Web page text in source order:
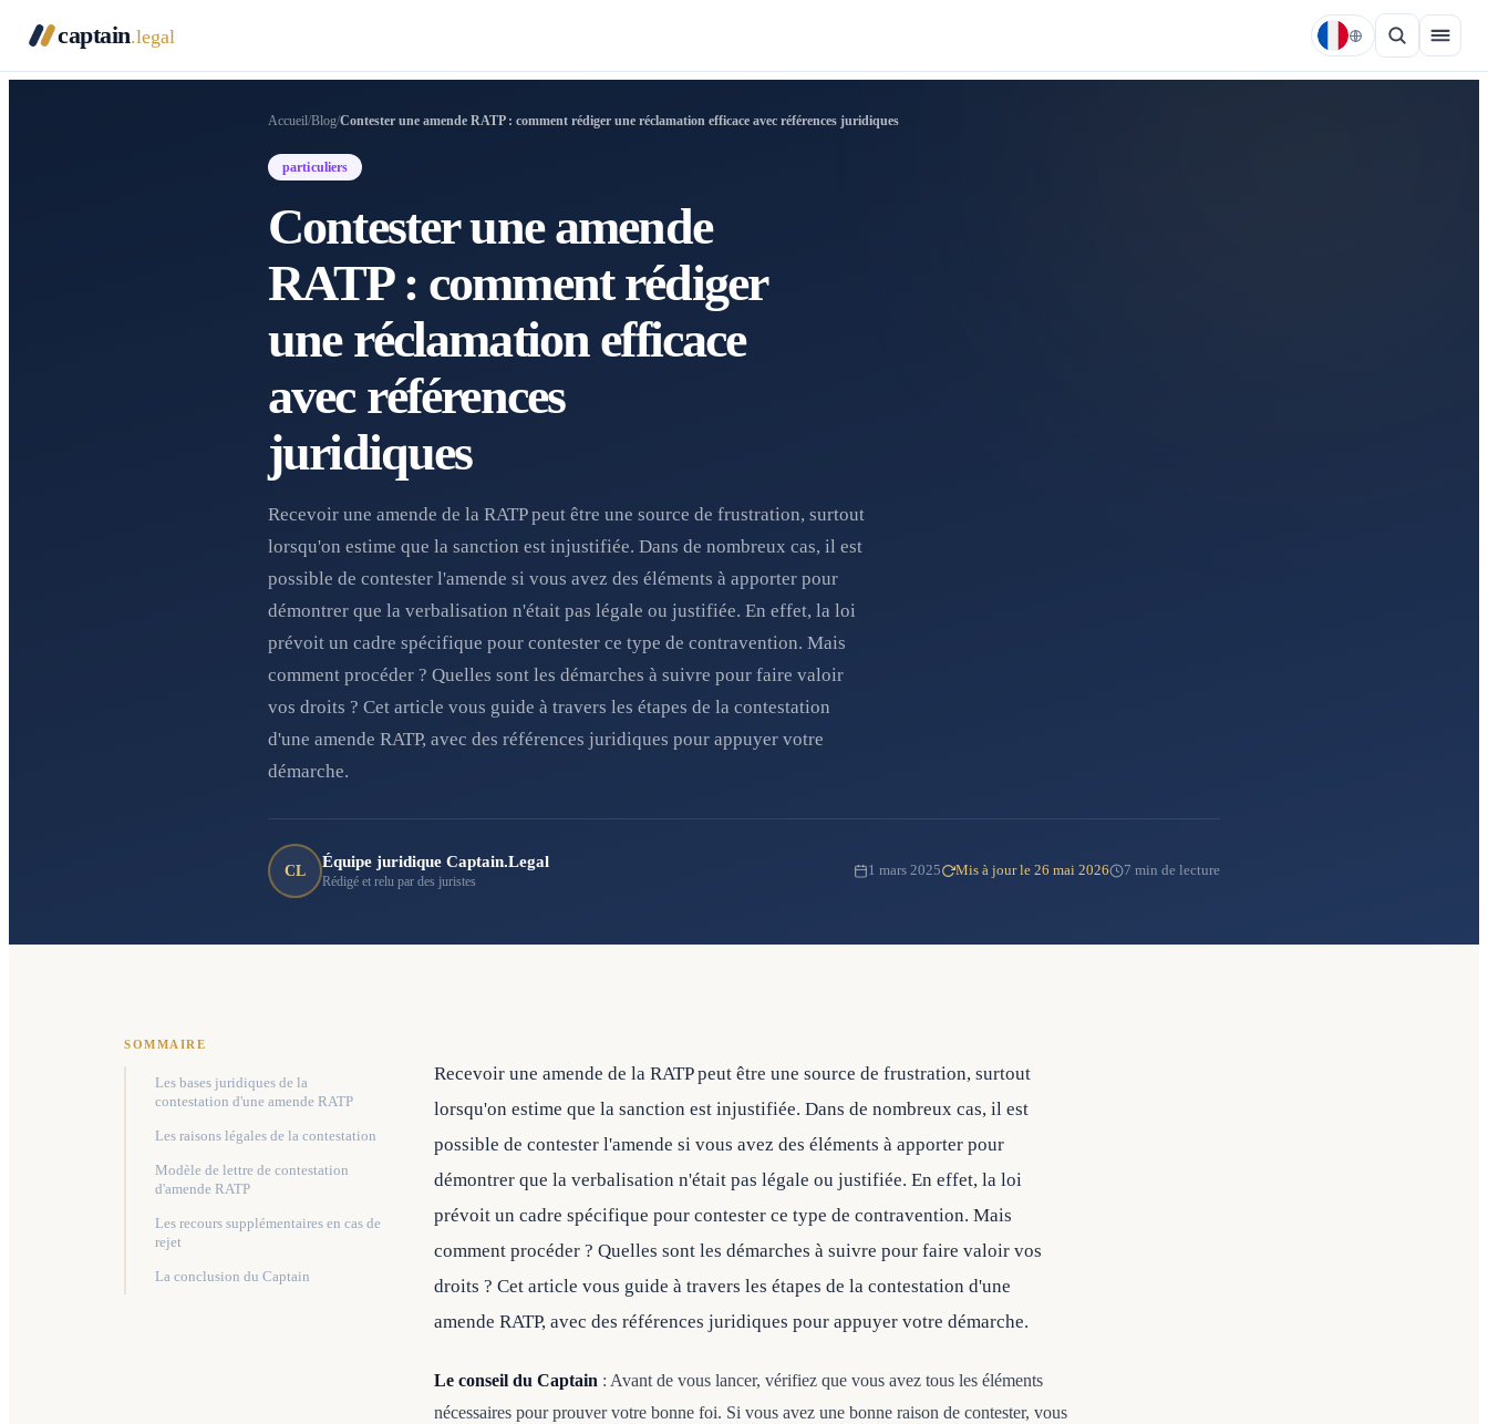
captain.legal
Accueil/Blog/Contester une amende RATP : comment rédiger une réclamation efficace avec références juridiques
particuliers
Contester une amende
RATP : comment rédiger
une réclamation efficace
avec références
juridiques
Recevoir une amende de la RATP peut être une source de frustration, surtout
lorsqu'on estime que la sanction est injustifiée. Dans de nombreux cas, il est
possible de contester l'amende si vous avez des éléments à apporter pour
démontrer que la verbalisation n'était pas légale ou justifiée. En effet, la loi
prévoit un cadre spécifique pour contester ce type de contravention. Mais
comment procéder ? Quelles sont les démarches à suivre pour faire valoir
vos droits ? Cet article vous guide à travers les étapes de la contestation
d'une amende RATP, avec des références juridiques pour appuyer votre
démarche.
CL
Équipe juridique Captain.Legal
Rédigé et relu par des juristes
1 mars 2025 Mis à jour le 26 mai 2026 7 min de lecture
SOMMAIRE
Les bases juridiques de la
contestation d'une amende RATP
Les raisons légales de la contestation
Modèle de lettre de contestation
d'amende RATP
Les recours supplémentaires en cas de
rejet
La conclusion du Captain
Recevoir une amende de la RATP peut être une source de frustration, surtout
lorsqu'on estime que la sanction est injustifiée. Dans de nombreux cas, il est
possible de contester l'amende si vous avez des éléments à apporter pour
démontrer que la verbalisation n'était pas légale ou justifiée. En effet, la loi
prévoit un cadre spécifique pour contester ce type de contravention. Mais
comment procéder ? Quelles sont les démarches à suivre pour faire valoir vos
droits ? Cet article vous guide à travers les étapes de la contestation d'une
amende RATP, avec des références juridiques pour appuyer votre démarche.
Le conseil du Captain : Avant de vous lancer, vérifiez que vous avez tous les éléments
nécessaires pour prouver votre bonne foi. Si vous avez une bonne raison de contester, vous